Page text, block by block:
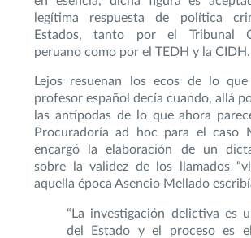
legítima respuesta de política
Estados, tanto por el Tribunal
peruano como por el TEDH y la CIDH.
Lejos resuenan los ecos de lo
profesor español decía cuando, allá
las antípodas de lo que ahora
Procuradoría ad hoc para el caso
encargó la elaboración de un
sobre la validez de los llamados
aquella época Asencio Mellado
“La investigación delictiva es
del Estado y el proceso es